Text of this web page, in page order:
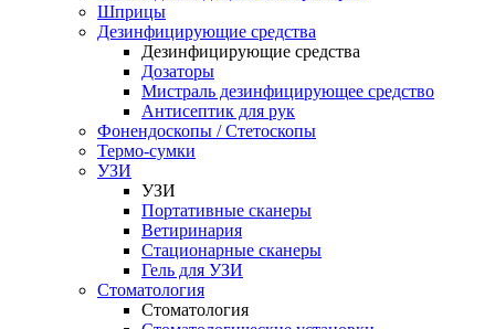
Шприцы
Дезинфицирующие средства
Дезинфицирующие средства
Дозаторы
Мистраль дезинфицирующее средство
Антисептик для рук
Фонендоскопы / Стетоскопы
Термо-сумки
УЗИ
УЗИ
Портативные сканеры
Ветиринария
Стационарные сканеры
Гель для УЗИ
Стоматология
Стоматология